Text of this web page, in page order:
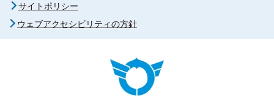
サイトポリシー
ウェブアクセシビリティの方針